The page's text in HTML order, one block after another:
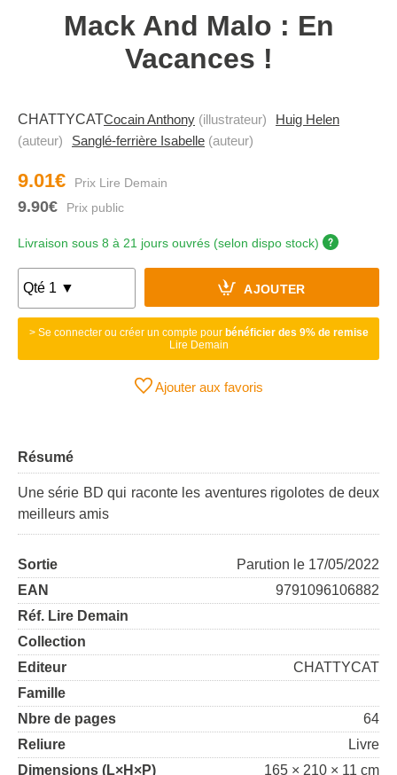
Mack And Malo : En
Vacances !
CHATTYCATCocain Anthony (illustrateur)
Huig Helen
(auteur)
Sanglé-ferrière Isabelle (auteur)
9.01€
9.90€
Livraison sous 8 à 21 jours ouvrés (selon dispo stock)
AJOUTER
> Se connecter ou créer un compte pour bénéficier des 9% de remise
Lire Demain
Ajouter aux favoris
Résumé
Une série BD qui raconte les aventures rigolotes de deux
meilleurs amis
Sortie
Parution le 17/05/2022
EAN
9791096106882
Réf. Lire Demain
Collection
Editeur
CHATTYCAT
Famille
Nbre de pages
64
Reliure
Livre
Dimensions (L×H×P)
165 × 210 × 11 cm